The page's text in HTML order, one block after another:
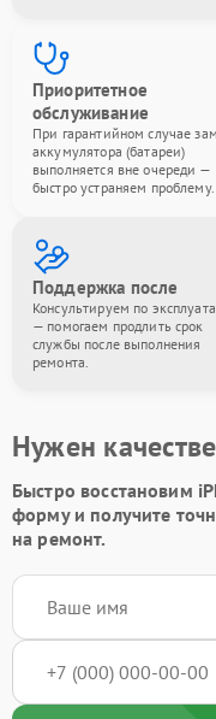
Приоритетное
обслуживание
При гарантийном случае
аккумулятора (батареи)
выполняется вне очереди —
быстро устраняем проблему.
Поддержка после
Консультируем по
— помогаем продлить срок
службы после выполнения
ремонта.
Нужен
Быстро восстановим
формуи получите
на ремонт.